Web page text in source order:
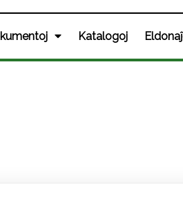
Katalogoj